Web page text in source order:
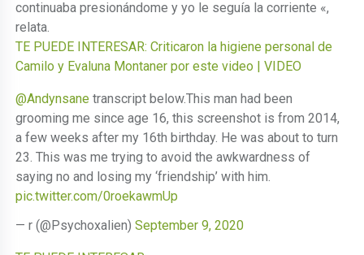
continuaba presionándome y yo le seguía la corriente «,
relata.
TE PUEDE INTERESAR: Criticaron la higiene personal de
Camilo y Evaluna Montaner por este video | VIDEO
@Andynsane transcript below.This man had been
grooming me since age 16, this screenshot is from 2014,
a few weeks after my 16th birthday. He was about to turn
23. This was me trying to avoid the awkwardness of
saying no and losing my ‘friendship’ with him.
pic.twitter.com/0roekawmUp
— r (@Psychoxalien)September 9, 2020